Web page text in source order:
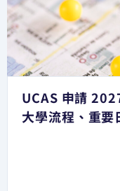
UCAS 申請
大學流程、重